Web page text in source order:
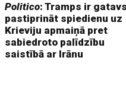
Politico: Tramps ir gatavs
pastiprināt spiedienu uz
Krieviju apmaiņā pret
sabiedroto palīdzību
saistībā ar Irānu